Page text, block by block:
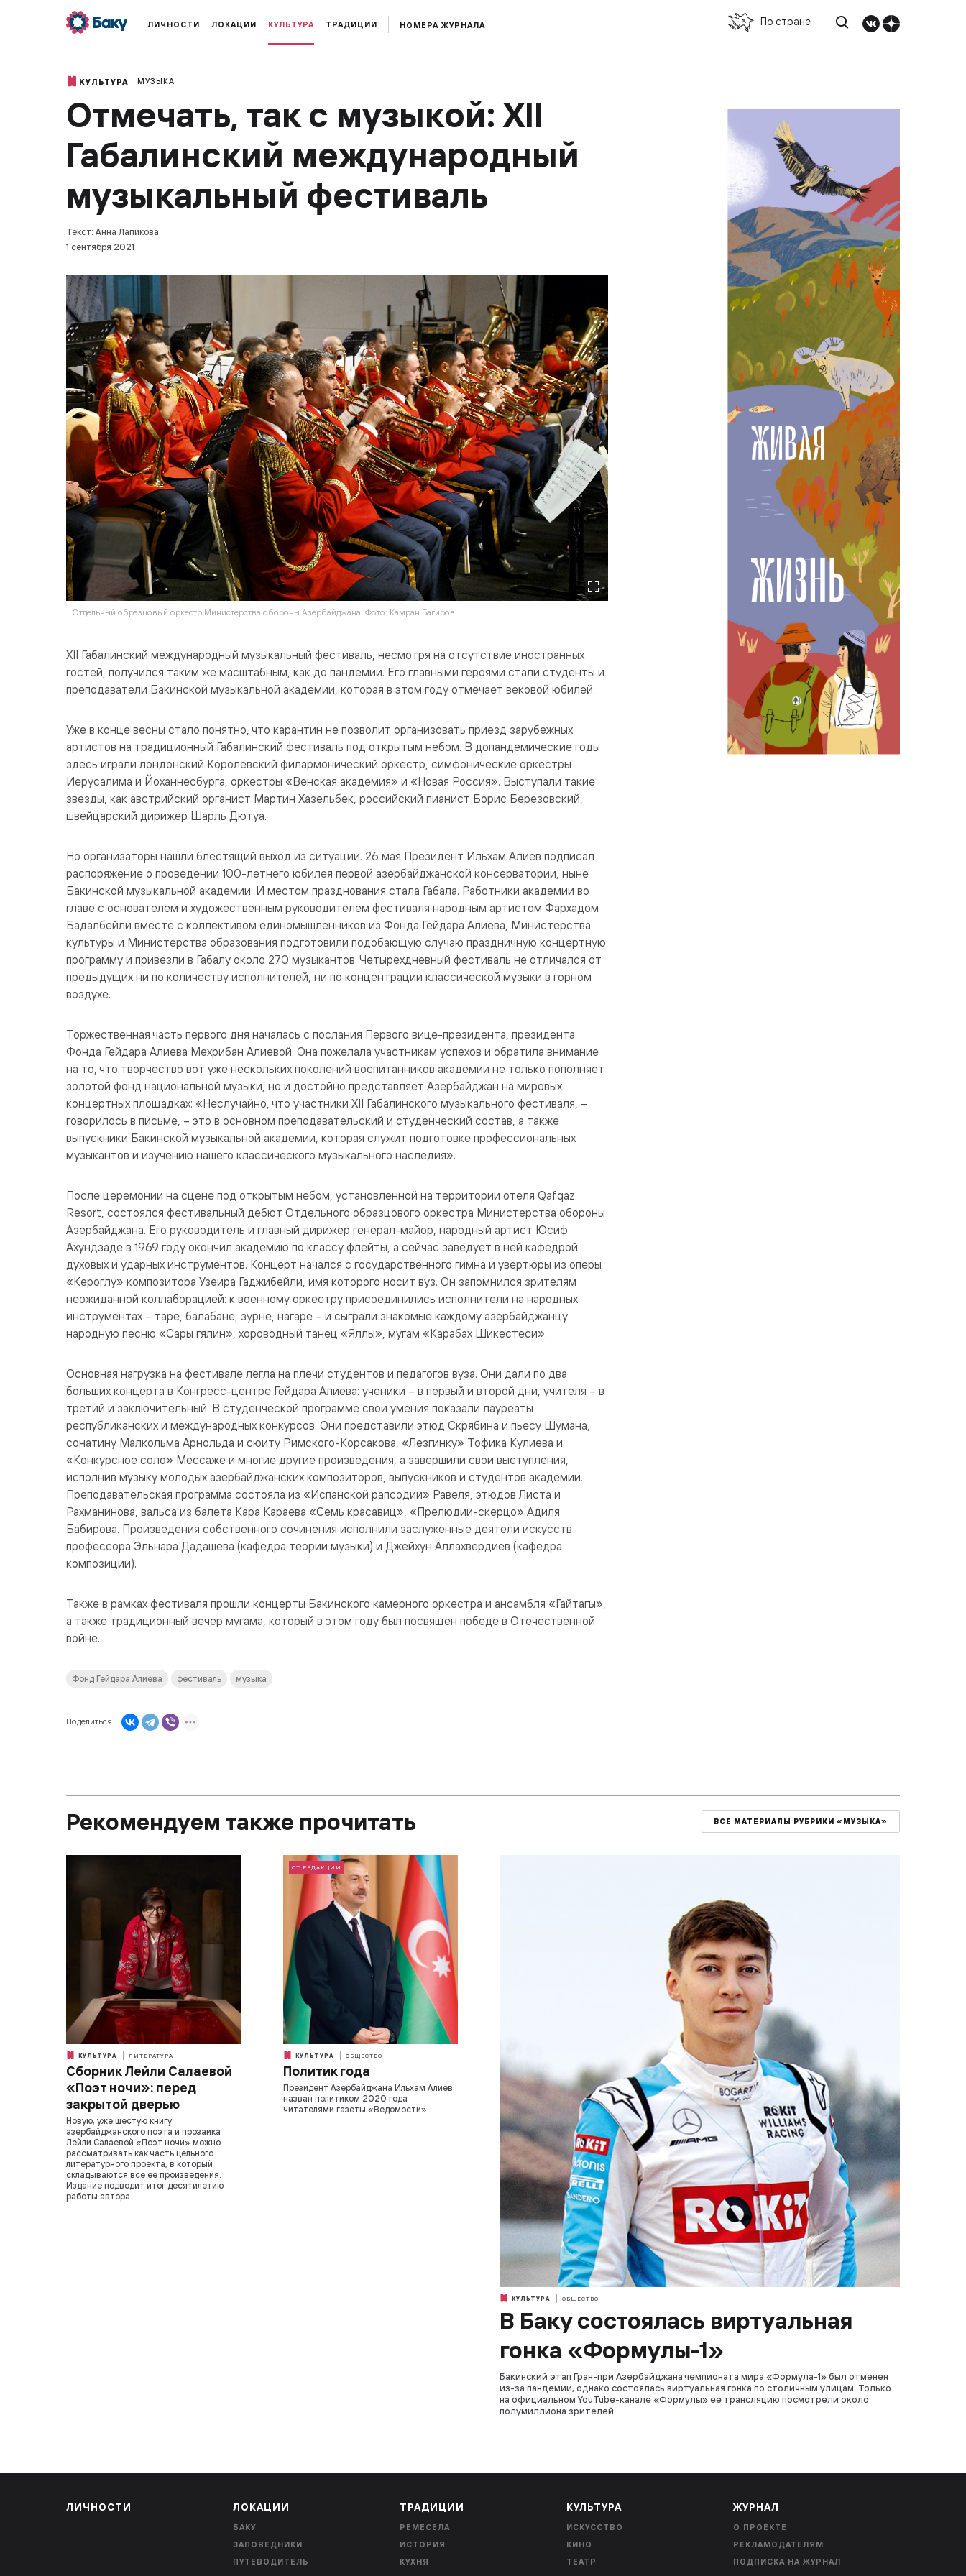
ЛИЧНОСТИ ЛОКАЦИИ КУЛЬТУРА ТРАДИЦИИ НОМЕРА ЖУРНАЛА По стране
КУЛЬТУРА МУЗЫКА
Отмечать, так с музыкой: XII
Габалинский международный
музыкальный фестиваль
Текст: Анна Лапикова
1 сентября 2021
Отдельный образцовый оркестр Министерства обороны Азербайджана. Фото: Камран Багиров
XII Габалинский международный музыкальный фестиваль, несмотря на отсутствие иностранных
гостей, получился таким же масштабным, как до пандемии. Его главными героями стали студенты и
преподаватели Бакинской музыкальной академии, которая в этом году отмечает вековой юбилей.
Уже в конце весны стало понятно, что карантин не позволит организовать приезд зарубежных
артистов на традиционный Габалинский фестиваль под открытым небом. В допандемические годы
здесь играли лондонский Королевский филармонический оркестр, симфонические оркестры
Иерусалима и Йоханнесбурга, оркестры «Венская академия» и «Новая Россия». Выступали такие
звезды, как австрийский органист Мартин Хазельбек, российский пианист Борис Березовский,
швейцарский дирижер Шарль Дютуа.
Но организаторы нашли блестящий выход из ситуации. 26 мая Президент Ильхам Алиев подписал
распоряжение о проведении 100-летнего юбилея первой азербайджанской консерватории, ныне
Бакинской музыкальной академии. И местом празднования стала Габала. Работники академии во
главе с основателем и художественным руководителем фестиваля народным артистом Фархадом
Бадалбейли вместе с коллективом единомышленников из Фонда Гейдара Алиева, Министерства
культуры и Министерства образования подготовили подобающую случаю праздничную концертную
программу и привезли в Габалу около 270 музыкантов. Четырехдневный фестиваль не отличался от
предыдущих ни по количеству исполнителей, ни по концентрации классической музыки в горном
воздухе.
Торжественная часть первого дня началась с послания Первого вице-президента, президента
Фонда Гейдара Алиева Мехрибан Алиевой. Она пожелала участникам успехов и обратила внимание
на то, что творчество вот уже нескольких поколений воспитанников академии не только пополняет
золотой фонд национальной музыки, но и достойно представляет Азербайджан на мировых
концертных площадках: «Неслучайно, что участники XII Габалинского музыкального фестиваля, –
говорилось в письме, – это в основном преподавательский и студенческий состав, а также
выпускники Бакинской музыкальной академии, которая служит подготовке профессиональных
музыкантов и изучению нашего классического музыкального наследия».
После церемонии на сцене под открытым небом, установленной на территории отеля Qafqaz
Resort, состоялся фестивальный дебют Отдельного образцового оркестра Министерства обороны
Азербайджана. Его руководитель и главный дирижер генерал-майор, народный артист Юсиф
Ахундзаде в 1969 году окончил академию по классу флейты, а сейчас заведует в ней кафедрой
духовых и ударных инструментов. Концерт начался с государственного гимна и увертюры из оперы
«Кероглу» композитора Узеира Гаджибейли, имя которого носит вуз. Он запомнился зрителям
неожиданной коллаборацией: к военному оркестру присоединились исполнители на народных
инструментах – таре, балабане, зурне, нагаре – и сыграли знакомые каждому азербайджанцу
народную песню «Сары гялин», хороводный танец «Яллы», мугам «Карабах Шикестеси».
Основная нагрузка на фестивале легла на плечи студентов и педагогов вуза. Они дали по два
больших концерта в Конгресс-центре Гейдара Алиева: ученики – в первый и второй дни, учителя – в
третий и заключительный. В студенческой программе свои умения показали лауреаты
республиканских и международных конкурсов. Они представили этюд Скрябина и пьесу Шумана,
сонатину Малкольма Арнольда и сюиту Римского-Корсакова, «Лезгинку» Тофика Кулиева и
«Конкурсное соло» Мессаже и многие другие произведения, а завершили свои выступления,
исполнив музыку молодых азербайджанских композиторов, выпускников и студентов академии.
Преподавательская программа состояла из «Испанской рапсодии» Равеля, этюдов Листа и
Рахманинова, вальса из балета Кара Караева «Семь красавиц», «Прелюдии-скерцо» Адиля
Бабирова. Произведения собственного сочинения исполнили заслуженные деятели искусств
профессора Эльнара Дадашева (кафедра теории музыки) и Джейхун Аллахвердиев (кафедра
композиции).
Также в рамках фестиваля прошли концерты Бакинского камерного оркестра и ансамбля «Гайтагы»,
а также традиционный вечер мугама, который в этом году был посвящен победе в Отечественной
войне.
Фонд Гейдара Алиева фестиваль музыка
Поделиться
Рекомендуем также прочитать ВСЕ МАТЕРИАЛЫ РУБРИКИ «МУЗЫКА»
КУЛЬТУРА ЛИТЕРАТУРА
Сборник Лейли Салаевой
«Поэт ночи»: перед
закрытой дверью
Новую, уже шестую книгу
азербайджанского поэта и прозаика
Лейли Салаевой «Поэт ночи» можно
рассматривать как часть цельного
литературного проекта, в который
складываются все ее произведения.
Издание подводит итог десятилетию
работы автора.
ОТ РЕДАКЦИИ
КУЛЬТУРА ОБЩЕСТВО
Политик года
Президент Азербайджана Ильхам Алиев
назван политиком 2020 года
читателями газеты «Ведомости».
КУЛЬТУРА ОБЩЕСТВО
В Баку состоялась виртуальная
гонка «Формулы-1»
Бакинский этап Гран-при Азербайджана чемпионата мира «Формула-1» был отменен
из-за пандемии, однако состоялась виртуальная гонка по столичным улицам. Только
на официальном YouTube-канале «Формулы» ее трансляцию посмотрели около
полумиллиона зрителей.
ЛИЧНОСТИ ЛОКАЦИИ
БАКУ
ЗАПОВЕДНИКИ
ПУТЕВОДИТЕЛЬ
ТРАДИЦИИ
РЕМЕСЕЛА
ИСТОРИЯ
КУХНЯ
КУЛЬТУРА
ИСКУССТВО
КИНО
ТЕАТР
ЖУРНАЛ
О ПРОЕКТЕ
РЕКЛАМОДАТЕЛЯМ
ПОДПИСКА НА ЖУРНАЛ